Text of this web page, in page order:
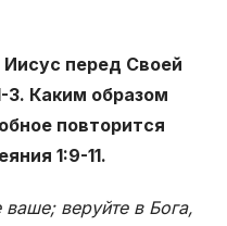
Иисус перед Своей
3. Каким образом
повторится
1:9-11.
веруйте в Бога,